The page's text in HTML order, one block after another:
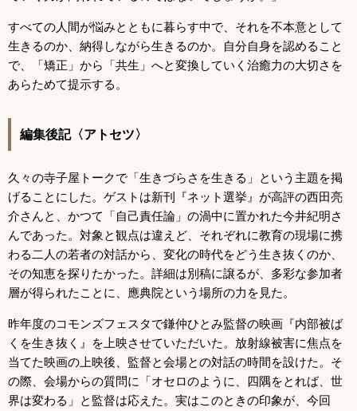
すべての人間が悩みとともに暮らす中で、それを不本意として
生きるのか、納得しながら生きるのか。自分自身を認めること
で、「矯正」から「共生」へと変換していく治癒力の大切さを
あらためて提示する。
編集後記〈アトセツ〉
久々の寺子屋トークで「生きづらさを生きる」という主題を掲
げることにした。ゲストは新刊『ネット選挙』が高評の西田亮
介さんと、かつて「自己責任論」の渦中に置かれた今井紀明さ
んであった。対象と観点は違えど、それぞれに教育の現場に携
わる二人の若者の対話から、変化の時代をどう生き抜くのか、
その知恵を探りたかった。詳細は別稿に譲るが、多彩な参加者
層が得られたことに、應典院という場所の力を見た。
昨年度のコモンズフェスタで鎌仲ひとみ監督の映画『内部被ば
くを生き抜く』を上映させていただいた。放射線被害に焦点を
当てた映画の上映後、監督と会場との対話の時間を設けた。そ
の際、会場からの質問に「オセロのように、四隅をとれば、世
界は変わる」と監督は応えた。実はこのときの印象が、今回